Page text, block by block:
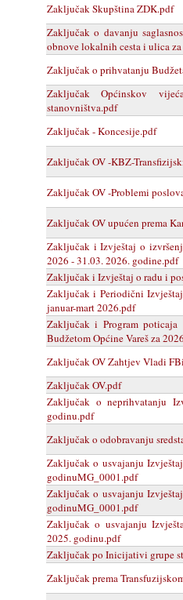
Zaključak Skupština ZDK.pdf
Zaključak o davanju
obnove lokalnih cesta i ulica
Zaključak o prihvatanju
Zaključak Općinskov
stanovništva.pdf
Zaključak - Koncesije.pdf
Zaključak OV -KBZ-
Zaključak OV -Problemi
Zaključak OV upućen prema
Zaključak i Izvještaj o
2026 - 31.03. 2026. godine.pdf
Zaključak i Izvještaj o radu i
Zaključak i Periodični
januar-mart 2026.pdf
Zaključak i Program
Budžetom Općine Vareš za
Zaključak OV Zahtjev Vladi
Zaključak OV.pdf
Zaključak o neprihvatanju
godinu.pdf
Zaključak o odobravanju
Zaključak o usvajanju
godinuMG_0001.pdf
Zaključak o usvajanju
godinuMG_0001.pdf
Zaključak o usvajanju
2025. godinu.pdf
Zaključak po Inicijativi grupe
Zaključak prema